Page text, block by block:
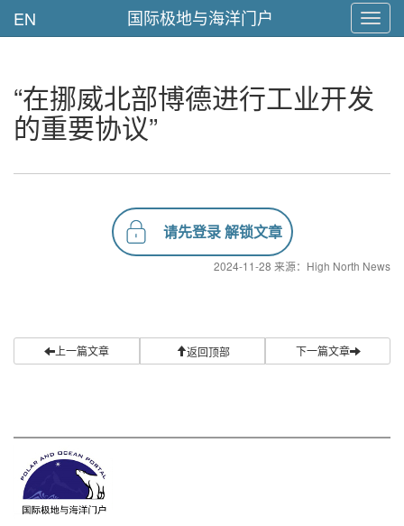
EN 国际极地与海洋门户
“在挪威北部博德进行工业开发
的重要协议”
请先登录 解锁文章
2024-11-28 来源：High North News
上一篇文章 返回顶部 下一篇文章